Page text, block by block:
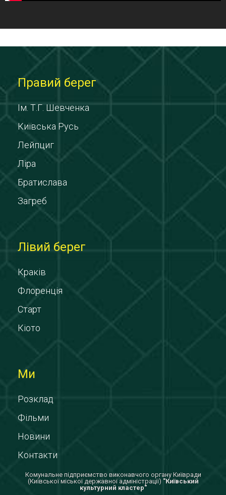
Правий берег
Ім. Т.Г. Шевченка
Київська Русь
Лейпциг
Ліра
Братислава
Загреб
Лівий берег
Краків
Флоренція
Старт
Кіото
Ми
Розклад
Фільми
Новини
Контакти
Комунальне підприємство виконавчого органу Київради
(Київської міської державної адміністрації) "Київський
культурний кластер"